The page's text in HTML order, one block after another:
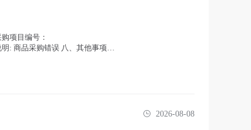
项目编号：
: 商品采购错误 八、其他事项：
2026-08-08